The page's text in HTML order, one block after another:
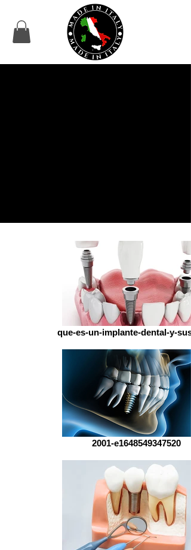
que-es-un-implante-dental-y-
2001-e1648549347520